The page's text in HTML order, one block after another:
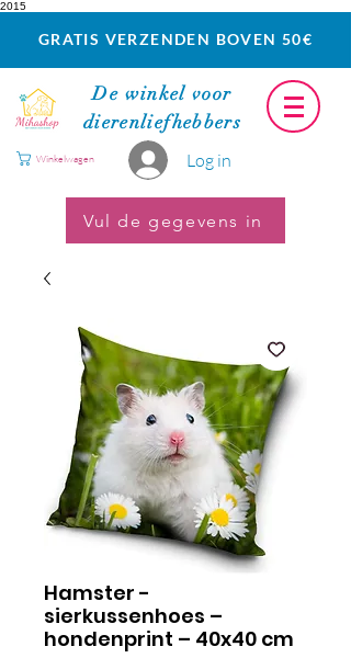
2015
GRATIS VERZENDEN BOVEN 50€
De winkel voor
dierenliefhebbers
Log in
Winkelwagen
Vul de gegevens in
Hamster -
sierkussenhoes –
hondenprint – 40x40 cm